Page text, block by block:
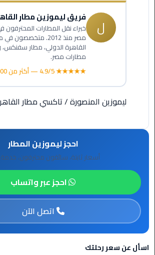
الجديدة
الاسكندريه
تاكسي
المطار
ليموزين
تاكسي
مطار
القاهرة
ليموزين
الاسكندريه
ل فريق ليموزين مطار
خبراء نقل المطارات
مصر منذ 2012. متخصصون
القاهرة الدولي، مطار
مطارات مصر.
★★★★★ 4.9/5 — أكثر من 10,000 رحلة
ليموزين المنصورة/تاكسي مطار
احجز ليموزين المطار
أسعار ثابتة، سائقون محترفون، خدمة 24/7
احجز عبر واتساب
اتصل الآن
اسأل عن سعر رحلتك